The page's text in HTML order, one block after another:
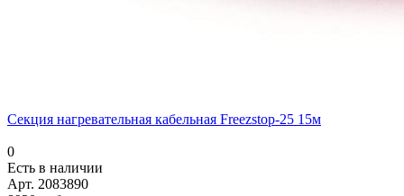
Секция нагревательная кабельная Freezstop-25 15м
0
Есть в наличии
Арт. 2083890